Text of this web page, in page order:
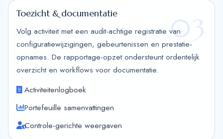
03
Toezicht & documentatie
Volg activiteit met een audit-achtige registratie van
configuratiewijzigingen, gebeurtenissen en prestatie-
opnames. De rapportage-opzet ondersteunt ordentelijk
overzicht en workflows voor documentatie.
Activiteitenlogboek
Portefeuille samenvattingen
Controle-gerichte weergaven